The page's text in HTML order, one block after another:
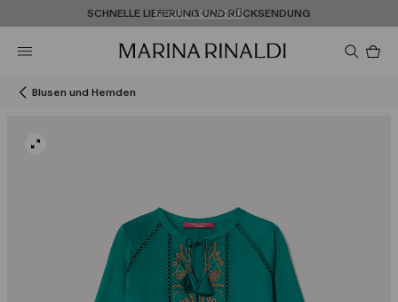
Sie haben kein Konto? REGISTRIEREN SIE SICH JETZT
SCHNELLE LIEFERUNG UND RÜCKSENDUNG
STORE LOCATOR
Blusen und Hemden